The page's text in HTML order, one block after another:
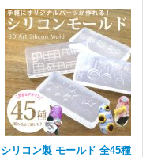
シリコン製 モールド 全45種